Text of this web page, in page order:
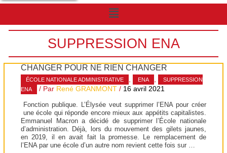
Menu
SUPPRESSION ENA
CHANGER POUR NE RIEN CHANGER
ÉCOLE NATIONALE ADMINISTRATIVE , ENA ,
SUPPRESSION
ENA
/ Par René GRANMONT / 16 avril 2021
Fonction publique. L’Élysée veut supprimer l’ENA pour créer
une école qui réponde encore mieux aux appétits capitalistes.
Emmanuel Macron a décidé de supprimer l’École nationale
d’administration. Déjà, lors du mouvement des gilets jaunes,
en 2019, il en avait fait la promesse. Le remplacement de
l’ENA par une école d’un autre nom revient cette fois sur …